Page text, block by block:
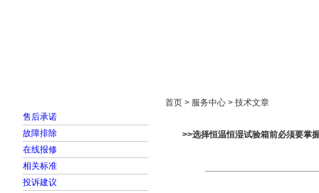
售后承诺
故障排除
在线报修
相关标准
投诉建议
首页 > 服务中心 > 技术文章
>>选择恒温恒湿试验箱前必须要掌